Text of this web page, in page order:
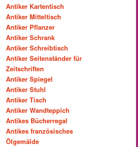
Antiker Kartentisch
Antiker Mitteltisch
Antiker Pflanzer
Antiker Schrank
Antiker Schreibtisch
Antiker Seitenständer für
Zeitschriften
Antiker Spiegel
Antiker Stuhl
Antiker Tisch
Antiker Wandteppich
Antikes Bücherregal
Antikes französisches
Ölgemälde